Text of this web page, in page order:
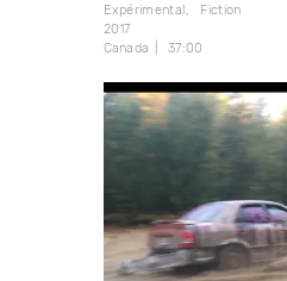
Expérimental
Fiction
2017
Canada
37:00